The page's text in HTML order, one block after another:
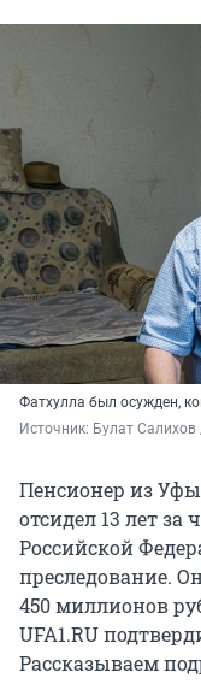
Фатхулла был осужден,
Источник: Булат Салихов
Пенсионер из
отсидел 13 лет за
Российской
преследование.
450 миллионов
UFA1.RU
Рассказываем